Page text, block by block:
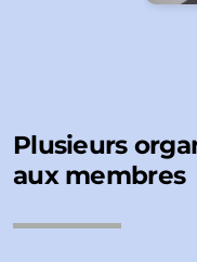
Plusieurs
aux membres